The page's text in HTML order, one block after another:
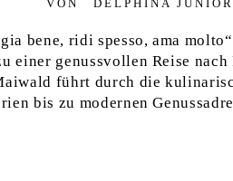
VON DELPHINA JÚNIOR
bene, ridi spesso, ama
einer genussvollen Reise
führt durch die
bis zu modernen